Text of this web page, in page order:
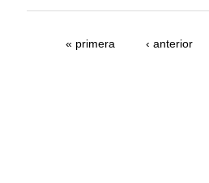
« primera ‹ anterior